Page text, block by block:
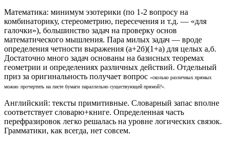
Математика: минимум эзотерики (по 1-2 вопросу на
комбинаторику, стереометрию, пересечения и т.д. — «для
галочки»), большинство задач на проверку основ
математического мышления. Пара милых задач — вроде
определения четности выражения (а+2б)(1+а) для целых а,б.
Достаточно много задач основаны на базисных теоремах
геометрии и определениях различных действий. Отдельный
приз за оригинальность получает вопрос «сколько различных прямых
можно прочертить на листе бумаги параллельно существующей прямой?«.
Английский: тексты примитивные. Словарный запас вполне
соответствует словарю+книге. Определенная часть
перефразировок легко решалась на уровне логических связок.
Грамматики, как всегда, нет совсем.